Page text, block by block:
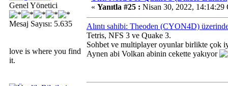
Genel Yönetici
Mesaj Sayısı: 5.635
love is where you find
it.
« Yanıtla #25 : Nisan 30, 2022, 14:14:29
Alıntı sahibi: Theoden (CYON4D)
Tetris, NFS 3 ve Quake 3.
Sohbet ve multiplayer oyunlar birlikte çok
Aynen abi Volkan abinin cekette yakıyor